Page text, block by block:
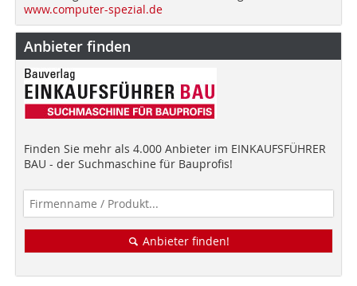
www.computer-spezial.de
Anbieter finden
Finden Sie mehr als 4.000 Anbieter im EINKAUFSFÜHRER
BAU - der Suchmaschine für Bauprofis!
Anbieter finden!